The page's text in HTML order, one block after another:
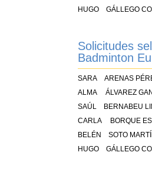
HUGO GÁLLEGO
Solicitudes
Badminton
SARA ARENAS
ALMA ÁLVAREZ
SAÚL BERNABEU
CARLA BORQUE
BELÉN SOTO
HUGO GÁLLEGO